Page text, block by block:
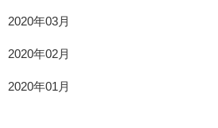
2020年03月
2020年02月
2020年01月